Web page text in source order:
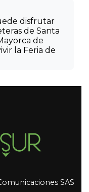
disfrutar
de Santa
de
la Feria de
SAS